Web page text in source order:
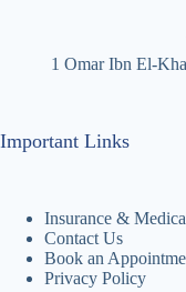
1 Omar Ibn El-
Important Links
Insurance &
Contact Us
Book an
Privacy Policy